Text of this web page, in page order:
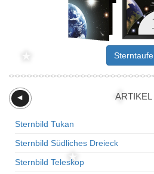
Sterntaufe
ARTIKEL
►
Sternbild Tukan
Sternbild Südliches Dreieck
Sternbild Teleskop